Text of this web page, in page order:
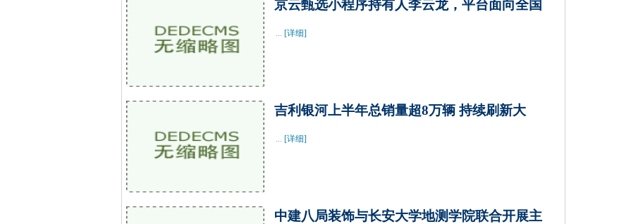
京云甄选小程序持有人李云龙，平台面向全国
... [详细]
吉利银河上半年总销量超8万辆 持续刷新大
... [详细]
中建八局装饰与长安大学地测学院联合开展主